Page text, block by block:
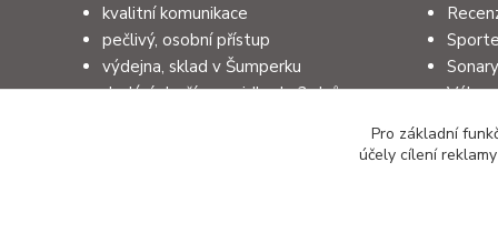
kvalitní komunikace
pečlivý, osobní přístup
výdejna, sklad v Šumperku
dodání zboží zpravidla do 3 dnů
Jak
Pro základní
účely cílení